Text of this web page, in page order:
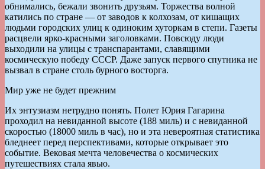
обнимались, бежали звонить друзьям. Торжества волной
катились по стране — от заводов к колхозам, от кишащих
людьми городских улиц к одиноким хуторкам в степи. Газеты
расцвели ярко-красными заголовками. Повсюду люди
выходили на улицы с транспарантами, славящими
космическую победу СССР. Даже запуск первого спутника не
вызвал в стране столь бурного восторга.
Мир уже не будет прежним
Их энтузиазм нетрудно понять. Полет Юрия Гагарина
проходил на невиданной высоте (188 миль) и с невиданной
скоростью (18000 миль в час), но и эта невероятная статистика
бледнеет перед перспективами, которые открывает это
событие. Вековая мечта человечества о космических
путешествиях стала явью.